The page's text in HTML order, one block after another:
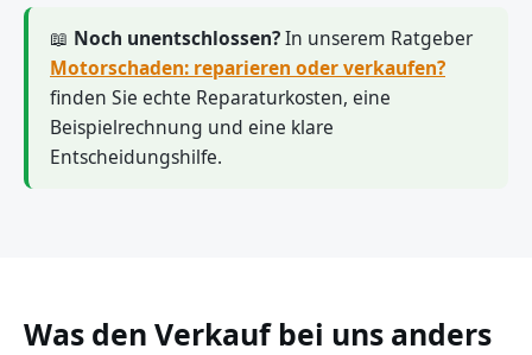
📖 Noch unentschlossen?In unserem Ratgeber
Motorschaden: reparieren oder verkaufen?
finden Sie echte Reparaturkosten, eine
Beispielrechnung und eine klare
Entscheidungshilfe.
Was den Verkauf bei uns anders